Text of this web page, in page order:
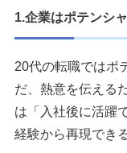
1.企業はポテンシ
20代の転職ではポ
だ、熱意を伝える
は「入社後に活躍
経験から再現でき